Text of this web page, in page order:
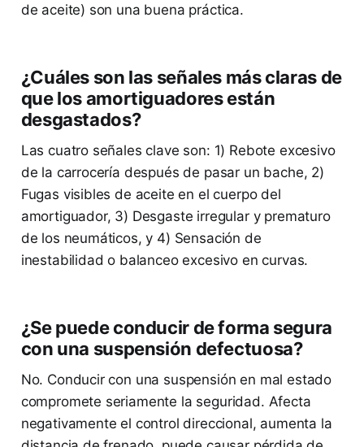
de aceite) son una buena práctica.
¿Cuáles son las señales más claras de
que los amortiguadores están
desgastados?
Las cuatro señales clave son: 1) Rebote excesivo
de la carrocería después de pasar un bache, 2)
Fugas visibles de aceite en el cuerpo del
amortiguador, 3) Desgaste irregular y prematuro
de los neumáticos, y 4) Sensación de
inestabilidad o balanceo excesivo en curvas.
¿Se puede conducir de forma segura
con una suspensión defectuosa?
No. Conducir con una suspensión en mal estado
compromete seriamente la seguridad. Afecta
negativamente el control direccional, aumenta la